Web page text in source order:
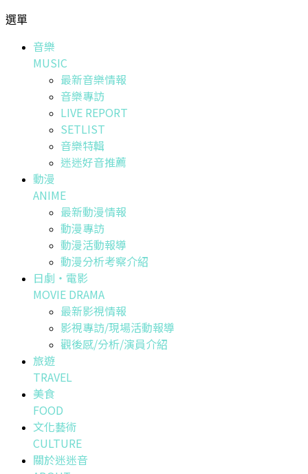
選單
音樂
MUSIC
最新音樂情報
音樂專訪
LIVE REPORT
SETLIST
音樂特輯
迷迷好音推薦
動漫
ANIME
最新動漫情報
動漫專訪
動漫活動報導
動漫分析考察介紹
日劇・電影
MOVIE DRAMA
最新影視情報
影視專訪/現場活動報導
觀後感/分析/演員介紹
旅遊
TRAVEL
美食
FOOD
文化藝術
CULTURE
關於迷迷音